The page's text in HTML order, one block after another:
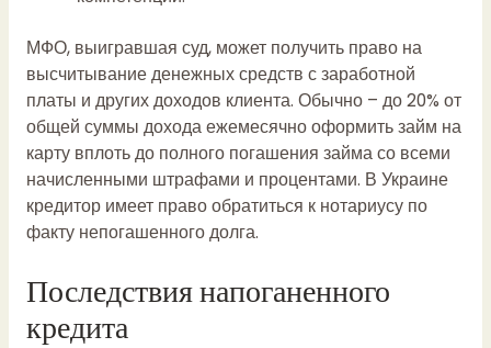
МФО, выигравшая суд, может получить право на
высчитывание денежных средств с заработной
платы и других доходов клиента. Обычно – до 20% от
общей суммы дохода ежемесячнооформить займ на
картувплоть до полного погашения займа со всеми
начисленными штрафами и процентами. В Украине
кредитор имеет право обратиться к нотариусу по
факту непогашенного долга.
Последствия напоганенного
кредита